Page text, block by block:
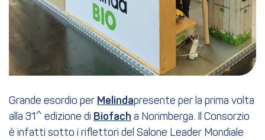
Grande esordio per Melindapresente per la prima volta
alla 31^ edizione di Biofach a Norimberga. Il Consorzio
è infatti sotto i riflettori del Salone Leader Mondiale